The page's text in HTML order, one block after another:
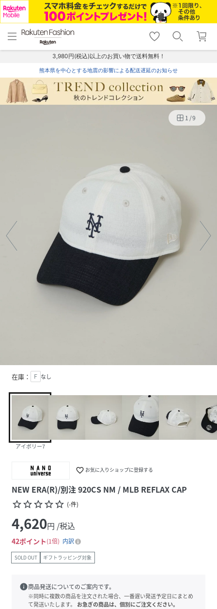
menu home
トップ
shopping_cart lock_outline
ログイン
3,980円(税込)以上のお買い物で送料無料！
熊本県を中心とする地震の影響による配送遅延のお知らせ
1 /9
在庫： Ｆ なし
アイボリー7
favorite_border お気に入りショップに登録する
NEW ERA(R)/別注 920CS NM / MLB REFLAX CAP
star_borderstar_borderstar_borderstar_borderstar_border (-件)
4,620円 /税込
42ポイント 1倍 内訳
SOLD OUT ギフトラッピング対象
info商品発送についてのご案内です。
※同時に複数の商品を注文された場合、一番遅い発送予定日にまとめ
て発送いたします。
お急ぎの商品は、個別にご注文ください。